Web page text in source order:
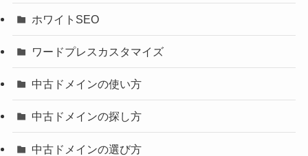
ホワイトSEO
ワードプレスカスタマイズ
中古ドメインの使い方
中古ドメインの探し方
中古ドメインの選び方